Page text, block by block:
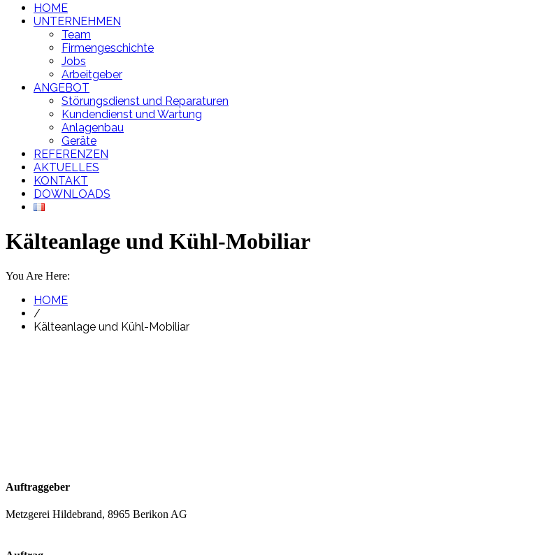
HOME
UNTERNEHMEN
Team
Firmengeschichte
Jobs
Arbeitgeber
ANGEBOT
Störungsdienst und Reparaturen
Kundendienst und Wartung
Anlagenbau
Geräte
REFERENZEN
AKTUELLES
KONTAKT
DOWNLOADS
Kälteanlage und Kühl-Mobiliar
You Are Here:
HOME
/
Kälteanlage und Kühl-Mobiliar
Auftraggeber
Metzgerei Hildebrand, 8965 Berikon AG